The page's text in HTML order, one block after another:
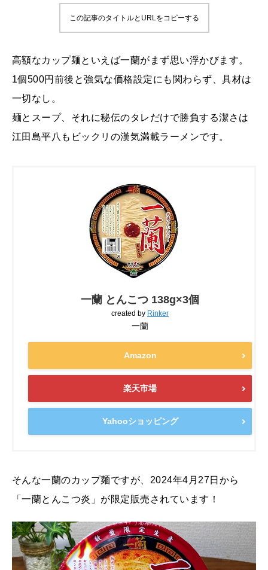
この記事のタイトルとURLをコピーする
高額なカップ麺といえば一蘭がまず思い浮かびます。
1個500円前後と強気な価格設定にも関わらず、具材は
一切なし。
麺とスープ、それに秘伝のタレだけで勝負する潔さは
江田島平八もビックリの漢気満載ラーメンです。
一蘭 とんこつ 138g×3個
created by Rinker
一蘭
Amazon
楽天市場
Yahooショッピング
そんな一蘭のカップ麺ですが、2024年4月27日から
「一蘭とんこつ炎」が限定販売されています！